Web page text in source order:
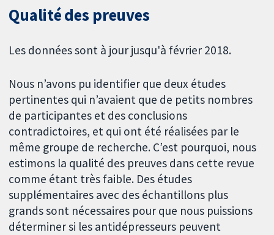
Qualité des preuves
Les données sont à jour jusqu'à février 2018.
Nous n’avons pu identifier que deux études
pertinentes qui n’avaient que de petits nombres
de participantes et des conclusions
contradictoires, et qui ont été réalisées par le
même groupe de recherche. C’est pourquoi, nous
estimons la qualité des preuves dans cette revue
comme étant très faible. Des études
supplémentaires avec des échantillons plus
grands sont nécessaires pour que nous puissions
déterminer si les antidépresseurs peuvent